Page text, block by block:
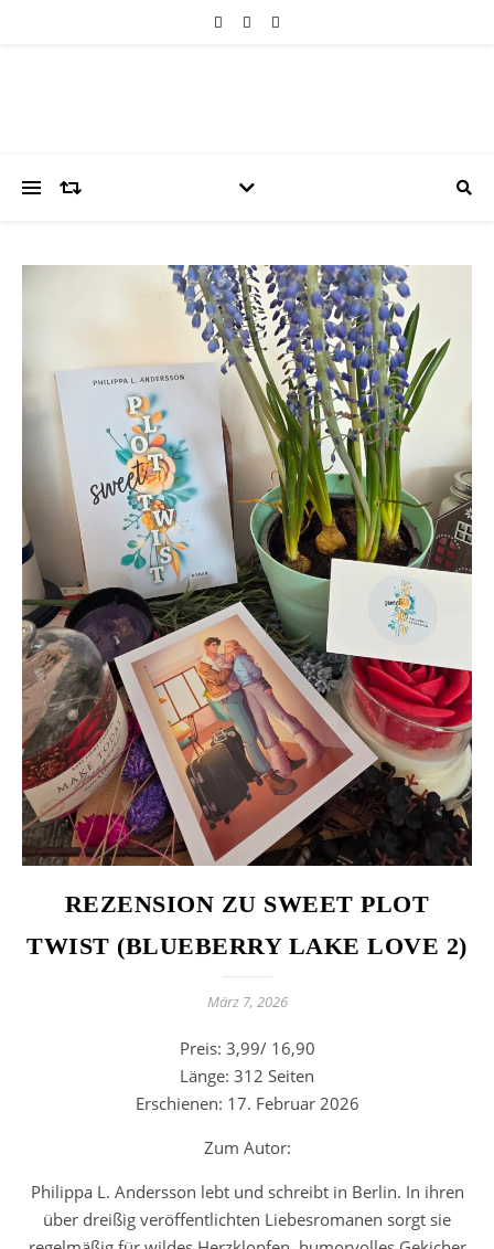
REZENSION ZU SWEET PLOT
TWIST (BLUEBERRY LAKE LOVE 2)
März 7, 2026
Preis: 3,99/ 16,90
Länge: 312 Seiten
Erschienen: 17. Februar 2026
Zum Autor:
Philippa L. Andersson lebt und schreibt in Berlin. In ihren
über dreißig veröffentlichten Liebesromanen sorgt sie